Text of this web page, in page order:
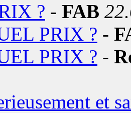
? - FAB
PRIX ? -
PRIX ? -
et